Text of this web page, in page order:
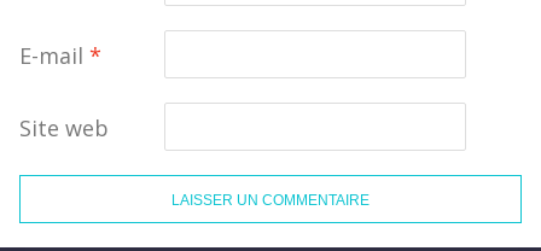
E-mail *
Site web